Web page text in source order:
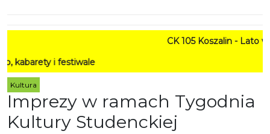
CK 105 Koszalin - Lato w
i festiwale
Kultura
Imprezy w ramach Tygodnia
Kultury Studenckiej